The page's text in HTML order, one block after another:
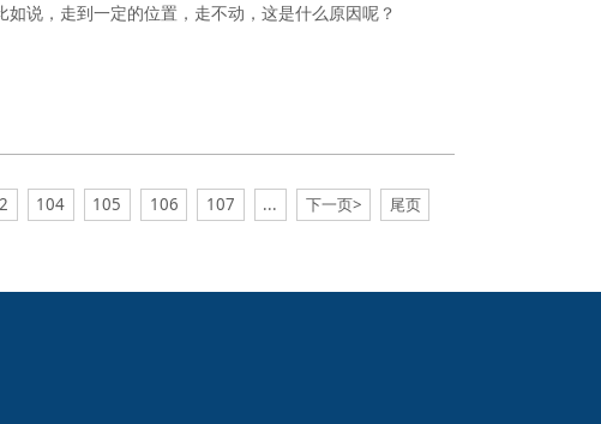
说，走到一定的位置，走不动，这是什么原因呢？
104 105 106 107 ... 下一页> 尾页